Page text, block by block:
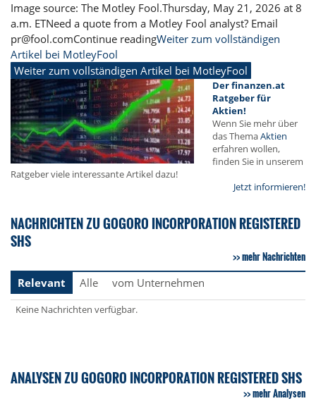
Image source: The Motley Fool.Thursday, May 21, 2026 at 8
a.m. ETNeed a quote from a Motley Fool analyst? Email
pr@fool.comContinue readingWeiter zum vollständigen
Artikel bei MotleyFool
Weiter zum vollständigen Artikel bei MotleyFool
Der finanzen.at
Ratgeber für
Aktien!
Wenn Sie mehr über
das ThemaAktien
erfahren wollen,
finden Sie in unserem
Ratgeber viele interessante Artikel dazu!
Jetzt informieren!
NACHRICHTEN ZU GOGORO INCORPORATION REGISTERED
SHS
mehr Nachrichten
Relevant
Alle vom Unternehmen
Keine Nachrichten verfügbar.
ANALYSEN ZU GOGORO INCORPORATION REGISTERED SHS
mehr Analysen